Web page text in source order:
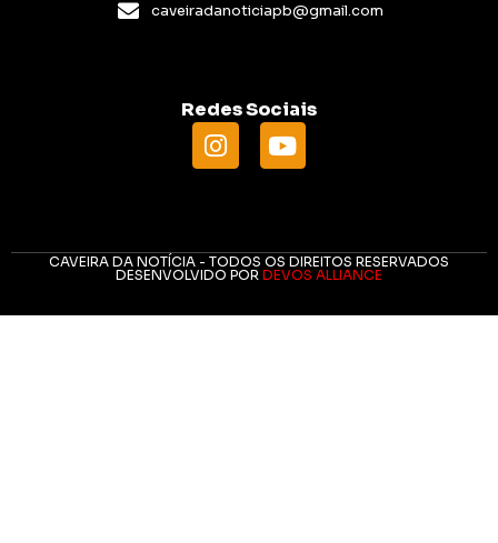
caveiradanoticiapb@gmail.com
Redes Sociais
CAVEIRA DA NOTÍCIA - TODOS OS DIREITOS RESERVADOS
DESENVOLVIDO POR DEVOS ALLIANCE